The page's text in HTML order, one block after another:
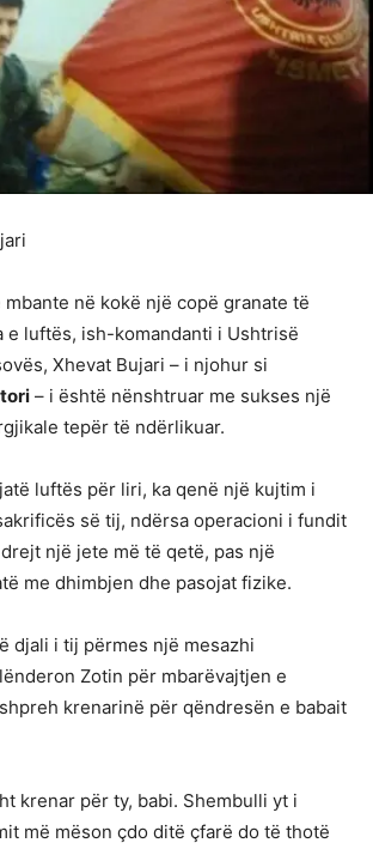
mbante në kokë një copë granate të
e luftës, ish-komandanti i Ushtrisë
Xhevat Bujari – i njohur si
– i është nënshtruar me sukses një
tepër të ndërlikuar.
luftës për liri, ka qenë një kujtim i
së tij, ndërsa operacioni i fundit
një jete më të qetë, pas një
me dhimbjen dhe pasojat fizike.
djali i tij përmes një mesazhi
Zotin për mbarëvajtjen e
krenarinë për qëndresën e babait
krenar për ty, babi. Shembulli yt i
më mëson çdo ditë çfarë do të thotë